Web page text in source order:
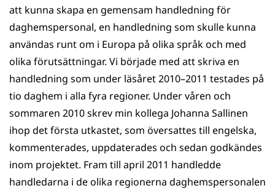
att kunna skapa en gemensam handledning för
daghemspersonal, en handledning som skulle kunna
användas runt om i Europa på olika språk och med
olika förutsättningar. Vi började med att skriva en
handledning som under läsåret 2010–2011 testades på
tio daghem i alla fyra regioner. Under våren och
sommaren 2010 skrev min kollega Johanna Sallinen
ihop det första utkastet, som översattes till engelska,
kommenterades, uppdaterades och sedan godkändes
inom projektet. Fram till april 2011 handledde
handledarna i de olika regionerna daghemspersonalen